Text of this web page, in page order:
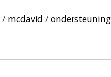
/ mcdavid / ondersteuning